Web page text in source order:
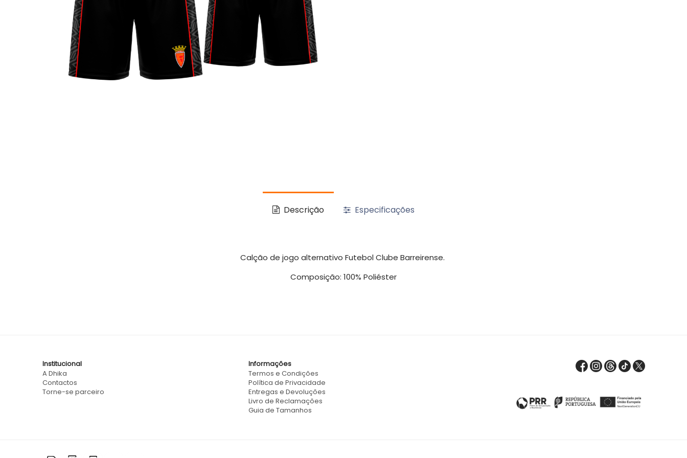
Descrição Especificações
Calção de jogo alternativo Futebol Clube Barreirense.
Composição: 100% Poliéster
Institucional
A Dhika
Contactos
Torne-se parceiro
Informações
Termos e Condições
Política de Privacidade
Entregas e Devoluções
Livro de Reclamações
Guia de Tamanhos